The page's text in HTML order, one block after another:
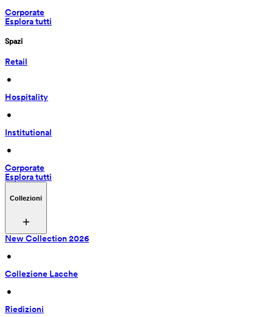
Corporate
Esplora tutti
Spazi
Retail
•
Hospitality
•
Institutional
•
Corporate
Esplora tutti
Collezioni
New Collection 2026
•
Collezione Lacche
•
Riedizioni